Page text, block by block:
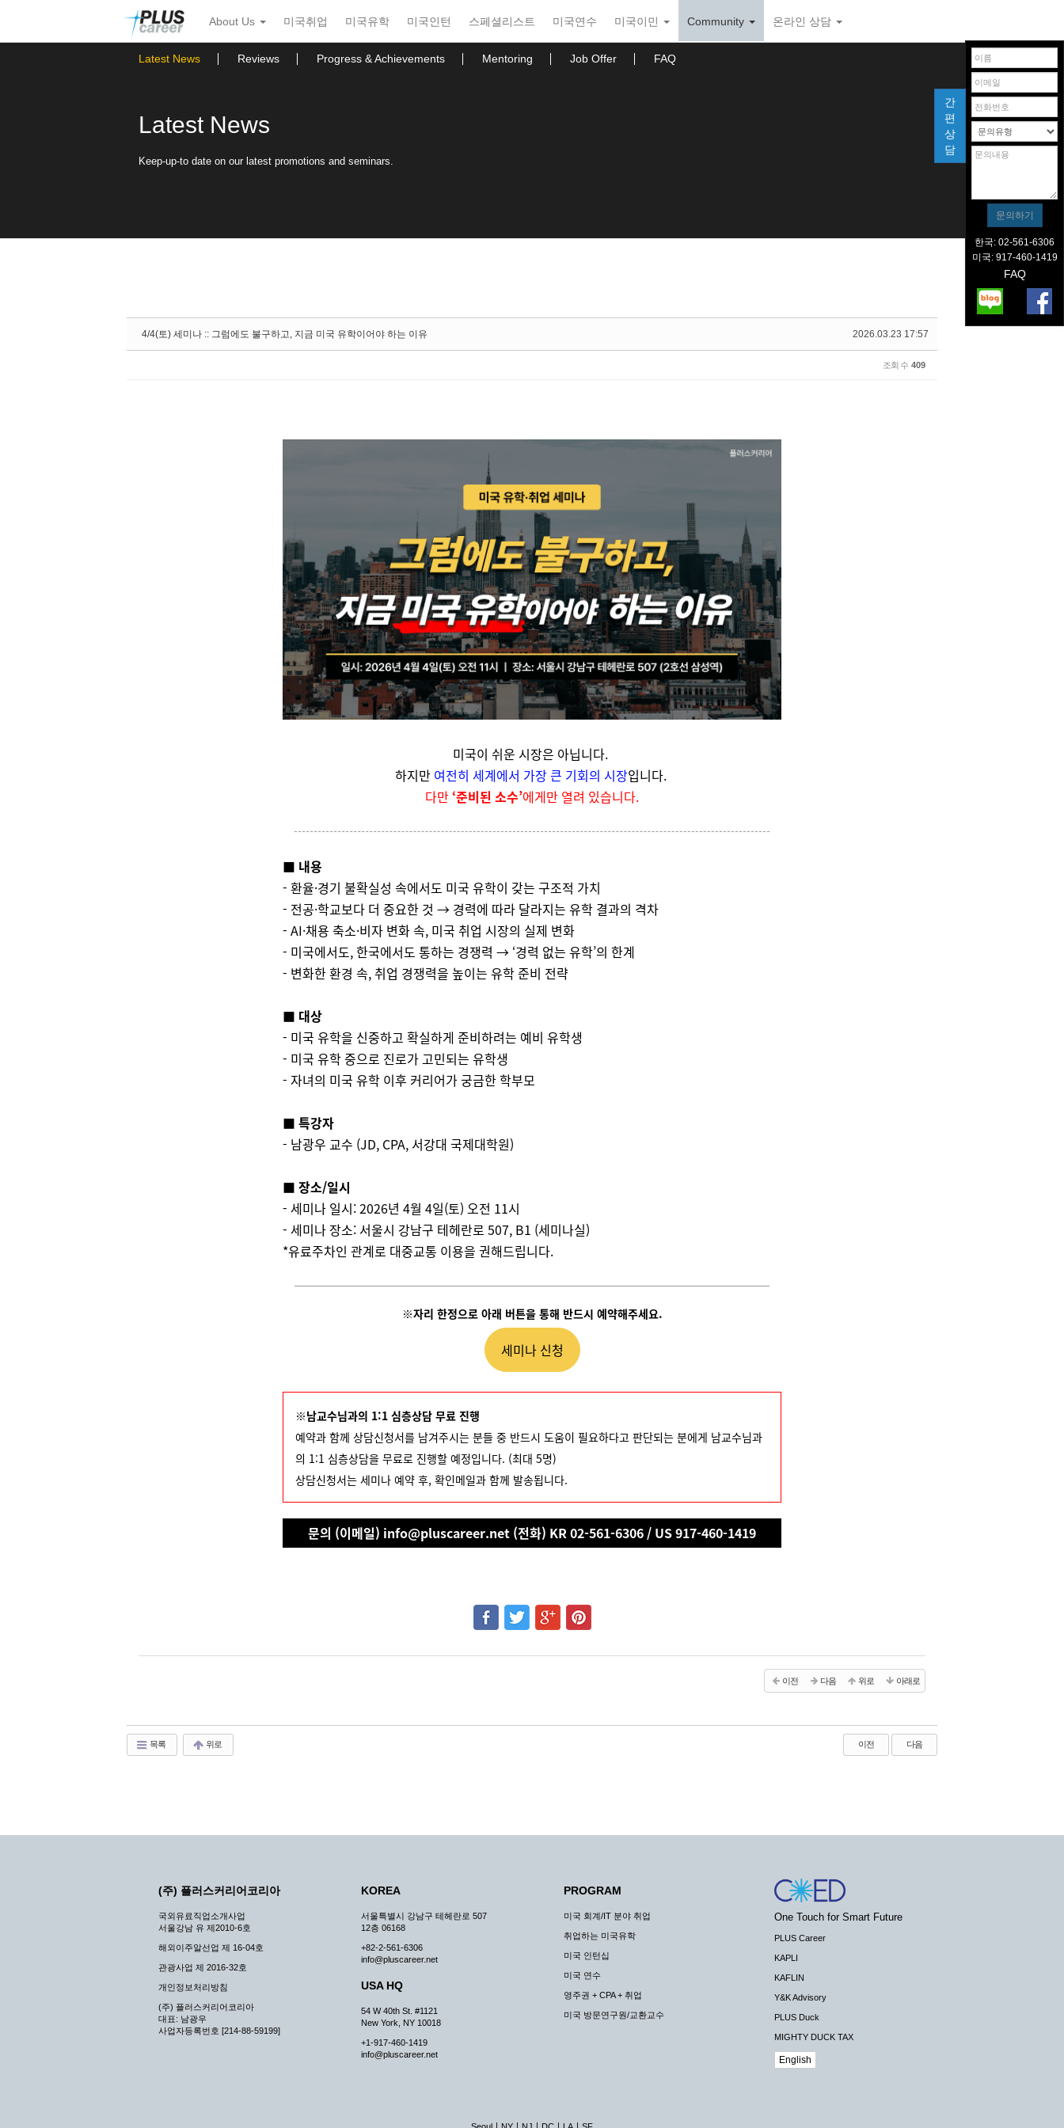
뉴
토
About Us 미국취업 미국유학 미국인턴 스페셜리스트 미국연수 미국이민 Community 온라인 상담
Latest News Reviews Progress & Achievements Mentoring Job Offer FAQ
Latest News
Keep-up-to date on our latest promotions and seminars.
2026.03.23 17:57
4/4(토) 세미나 :: 그럼에도 불구하고, 지금 미국 유학이어야 하는 이유
조회 수 409
미국이 쉬운 시장은 아닙니다.
하지만 여전히 세계에서 가장 큰 기회의 시장입니다.
다만 ‘준비된 소수’에게만 열려 있습니다.
■ 내용
- 환율·경기 불확실성 속에서도 미국 유학이 갖는 구조적 가치
- 전공·학교보다 더 중요한 것 → 경력에 따라 달라지는 유학 결과의 격차
- AI·채용 축소·비자 변화 속, 미국 취업 시장의 실제 변화
- 미국에서도, 한국에서도 통하는 경쟁력 → ‘경력 없는 유학’의 한계
- 변화한 환경 속, 취업 경쟁력을 높이는 유학 준비 전략
■ 대상
- 미국 유학을 신중하고 확실하게 준비하려는 예비 유학생
- 미국 유학 중으로 진로가 고민되는 유학생
- 자녀의 미국 유학 이후 커리어가 궁금한 학부모
■ 특강자
- 남광우 교수 (JD, CPA, 서강대 국제대학원)
■ 장소/일시
- 세미나 일시: 2026년 4월 4일(토) 오전 11시
- 세미나 장소: 서울시 강남구 테헤란로 507, B1 (세미나실)
*유료주차인 관계로 대중교통 이용을 권해드립니다.
※자리 한정으로 아래 버튼을 통해 반드시 예약해주세요.
세미나 신청
※남교수님과의 1:1 심층상담 무료 진행
예약과 함께 상담신청서를 남겨주시는 분들 중 반드시 도움이 필요하다고 판단되는 분에게 남교수님과
의 1:1 심층상담을 무료로 진행할 예정입니다. (최대 5명)
상담신청서는 세미나 예약 후, 확인메일과 함께 발송됩니다.
문의 (이메일) info@pluscareer.net (전화) KR 02-561-6306 / US 917-460-1419
이전 다음 위로 아래로
목록 위로 이전 다음
간
편
상
담
한국: 02-561-6306
미국: 917-460-1419
FAQ
(주) 플러스커리어코리아
국외유료직업소개사업
서울강남 유 제2010-6호
해외이주알선업 제 16-04호
관광사업 제 2016-32호
개인정보처리방침
(주) 플러스커리어코리아
대표: 남광우
사업자등록번호 [214-88-59199]
KOREA
서울특별시 강남구 테헤란로 507
12층 06168
+82-2-561-6306
info@pluscareer.net
USA HQ
54 W 40th St. #1121
New York, NY 10018
+1-917-460-1419
info@pluscareer.net
PROGRAM
미국 회계/IT 분야 취업
취업하는 미국유학
미국 인턴십
미국 연수
영주권 + CPA + 취업
미국 방문연구원/교환교수
One Touch for Smart Future
PLUS Career
KAPLI
KAFLIN
Y&K Advisory
PLUS Duck
MIGHTY DUCK TAX
English